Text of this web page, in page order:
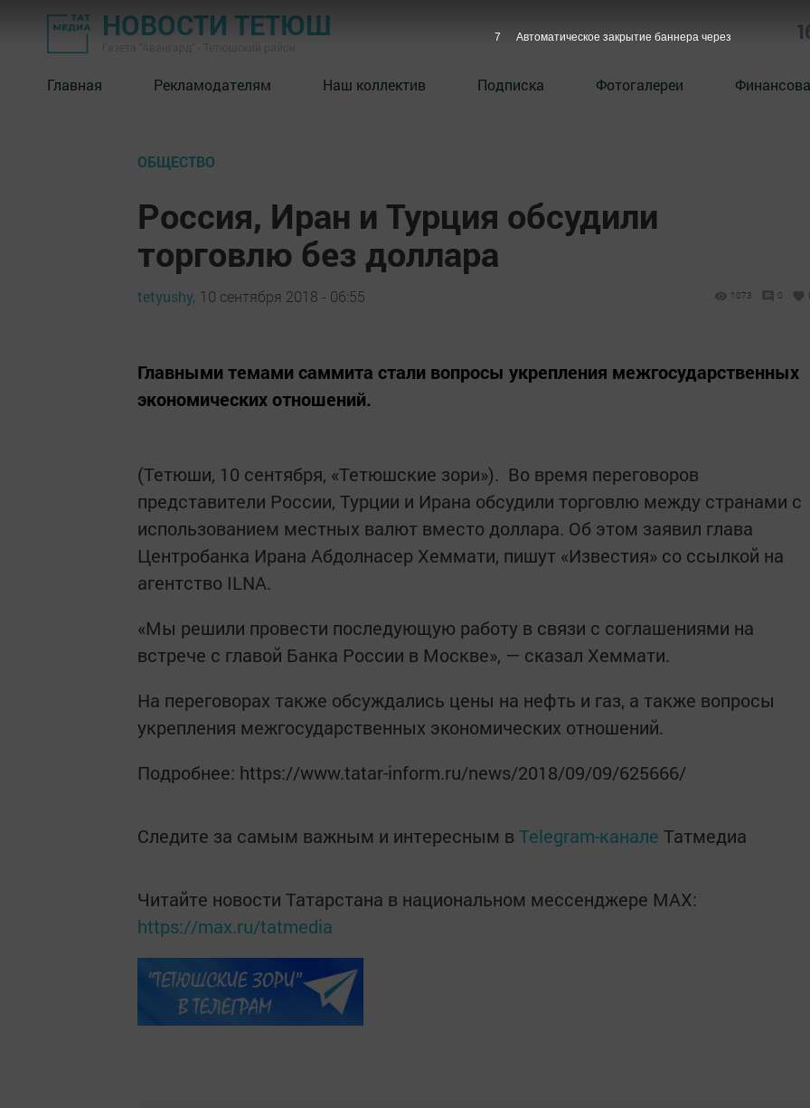
НОВОСТИ ТЕТЮШ
Главная Рекламодателям Наш коллектив Подписка Фотогалереи
ОБЩЕСТВО
Россия, Иран и Турция обсудили
торговлю без доллара
tetyushy, 10 сентября 2018 - 06:55 1073 0
Главными темами саммита стали вопросы укрепления межгосударственных
экономических отношений.
(Тетюши, 10 сентября, «Тетюшские зори»). Во время переговоров
представители России, Турции и Ирана обсудили торговлю между странами с
использованием местных валют вместо доллара. Об этом заявил глава
Центробанка Ирана Абдолнасер Хеммати, пишут «Известия» со ссылкой на
агентство ILNA.
«Мы решили провести последующую работу в связи с соглашениями на
встрече с главой Банка России в Москве», — сказал Хеммати.
На переговорах также обсуждались цены на нефть и газ, а также вопросы
укрепления межгосударственных экономических отношений.
Подробнее: https://www.tatar-inform.ru/news/2018/09/09/625666/
Следите за самым важным и интересным в Telegram-канале Татмедиа
Читайте новости Татарстана в национальном мессенджере MАХ:
https://max.ru/tatmedia
6 Автоматическое закрытие баннера через